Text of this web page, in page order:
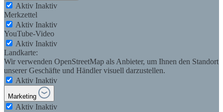
Aktiv Inaktiv
Merkzettel
Aktiv Inaktiv
YouTube-Video
Aktiv Inaktiv
Landkarte:
Wir verwenden OpenStreetMap als Anbieter, um Ihnen den Standort
unserer Geschäfte und Händler visuell darzustellen.
Aktiv Inaktiv
Marketing
Aktiv Inaktiv